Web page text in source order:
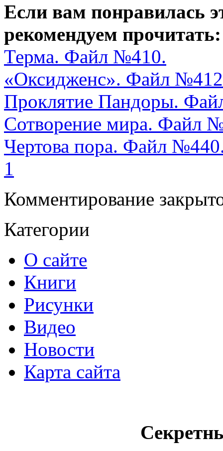
Если вам понравилась
рекомендуем прочитать:
Терма. Файл №410.
«Оксидженс». Файл
Проклятие Пандоры.
Сотворение мира. Файл
Чертова пора. Файл
1
Комментирование
Категории
О сайте
Книги
Рисунки
Видео
Новости
Карта сайта